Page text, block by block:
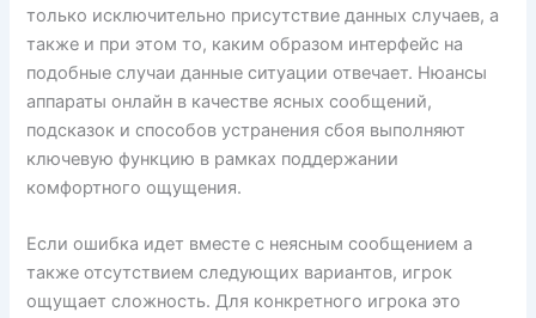
только исключительно присутствие данных случаев, а
также и при этом то, каким образом интерфейс на
подобные случаи данные ситуации отвечает. Нюансы
аппараты онлайн в качестве ясных сообщений,
подсказок и способов устранения сбоя выполняют
ключевую функцию в рамках поддержании
комфортного ощущения.
Если ошибка идет вместе с неясным сообщением а
также отсутствием следующих вариантов, игрок
ощущает сложность. Для конкретного игрока это